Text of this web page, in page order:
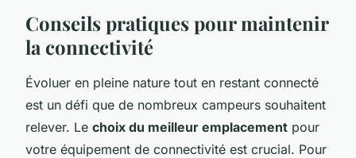
Conseils pratiques pour maintenir
la connectivité
Évoluer en pleine nature tout en restant connecté
est un défi que de nombreux campeurs souhaitent
relever. Le choix du meilleur emplacement pour
votre équipement de connectivité est crucial. Pour